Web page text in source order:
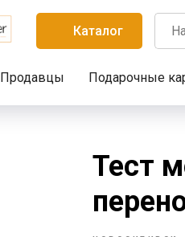
Каталог
Продавцы Подарочные
Тест